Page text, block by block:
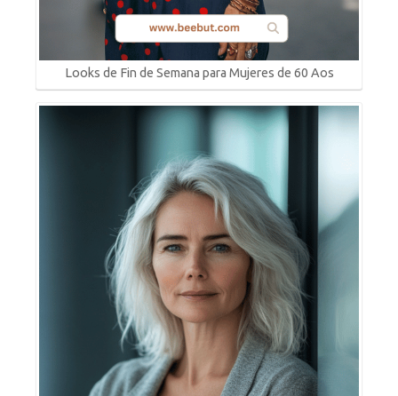
Looks de Fin de Semana para Mujeres de 60 Aos